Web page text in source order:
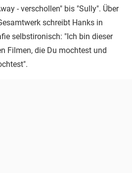
- verschollen" bis "Sully". Über
schreibt Hanks in
selbstironisch: "Ich bin dieser
Filmen, die Du mochtest und